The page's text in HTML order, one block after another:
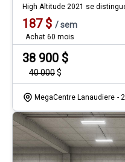
High Altitude 2021 se
187$ /sem
Achat 60 mois
38 900 $
40 000$
MegaCentre Lanaudiere -